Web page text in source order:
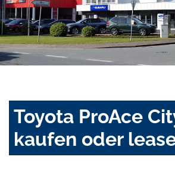
Toyota ProAce
kaufen oder